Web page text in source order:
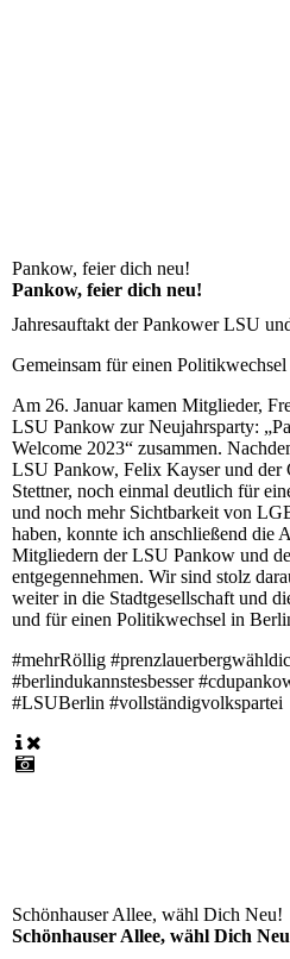
Pankow, feier dich neu!
Pankow, feier dich neu!
Jahresauftakt der Pankower LSU
Gemeinsam für einen Politikwechsel
Am 26. Januar kamen Mitglieder,
LSU Pankow zur Neujahrsparty:
Welcome 2023“ zusammen.
LSU Pankow, Felix Kayser und
Stettner, noch einmal deutlich für
und noch mehr Sichtbarkeit von
haben, konnte ich anschließend die
Mitgliedern der LSU Pankow und
entgegennehmen. Wir sind stolz
weiter in die Stadtgesellschaft und
und für einen Politikwechsel in
#mehrRöllig
#berlindukannstesbesser
#LSUBerlin #vollständigvolkspartei
Schönhauser Allee, wähl Dich Neu!
Schönhauser Allee, wähl Dich